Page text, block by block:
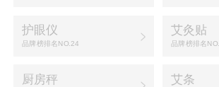
护眼仪
品牌榜排名NO.24
艾灸贴
品牌榜排名
厨房秤 艾条